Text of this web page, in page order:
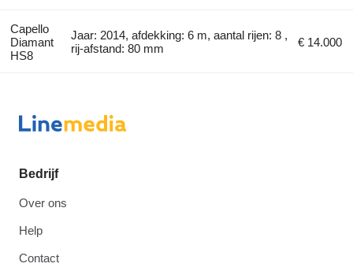
Capello
Diamant
HS8
Jaar: 2014, afdekking: 6 m, aantal rijen: 8 ,
rij-afstand: 80 mm
€ 14.000
Bedrijf
Over ons
Help
Contact